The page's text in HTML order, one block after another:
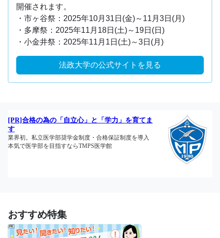
開催されます。
・市ヶ谷祭：2025年10月31日(金)～11月3日(月)
・多摩祭：2025年11月18日(土)～19日(日)
・小金井祭：2025年11月1日(土)～3日(月)
法政大学の公式サイトを見る
おすすめ特集